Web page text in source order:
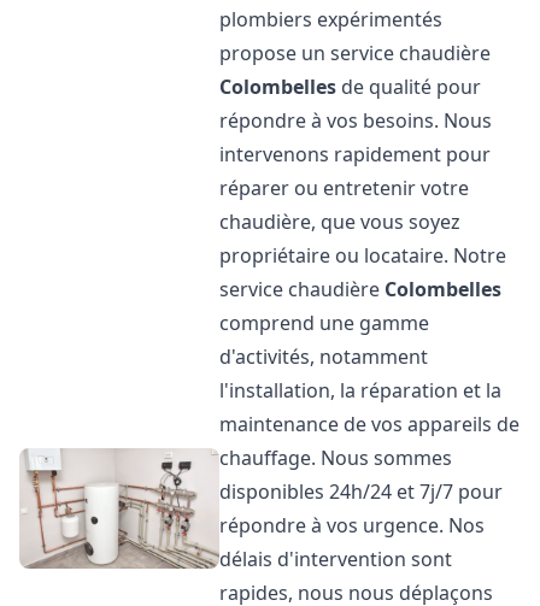
plombiers expérimentés
propose un service chaudière
Colombelles de qualité pour
répondre à vos besoins. Nous
intervenons rapidement pour
réparer ou entretenir votre
chaudière, que vous soyez
propriétaire ou locataire. Notre
service chaudière Colombelles
comprend une gamme
d'activités, notamment
l'installation, la réparation et la
maintenance de vos appareils de
chauffage. Nous sommes
disponibles 24h/24 et 7j/7 pour
répondre à vos urgence. Nos
délais d'intervention sont
rapides, nous nous déplaçons